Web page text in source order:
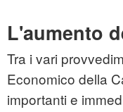
L'aumento
Tra i vari
Economico della
importanti e